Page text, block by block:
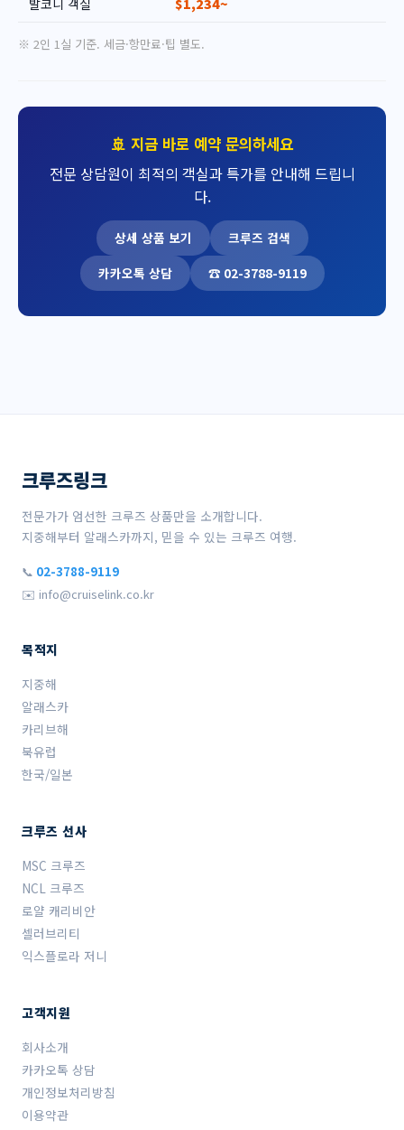
발코니 객실 $1,234~
※ 2인 1실 기준. 세금·항만료·팁 별도.
🚢 지금 바로 예약 문의하세요
전문 상담원이 최적의 객실과 특가를 안내해 드립니
다.
상세 상품 보기
크루즈 검색
카카오톡 상담
☎ 02-3788-9119
크루즈링크
전문가가 엄선한 크루즈 상품만을 소개합니다.
지중해부터 알래스카까지, 믿을 수 있는 크루즈 여행.
📞 02-3788-9119
✉️ info@cruiselink.co.kr
목적지
지중해
알래스카
카리브해
북유럽
한국/일본
크루즈 선사
MSC 크루즈
NCL 크루즈
로얄 캐리비안
셀러브리티
익스플로라 저니
고객지원
회사소개
카카오톡 상담
개인정보처리방침
이용약관